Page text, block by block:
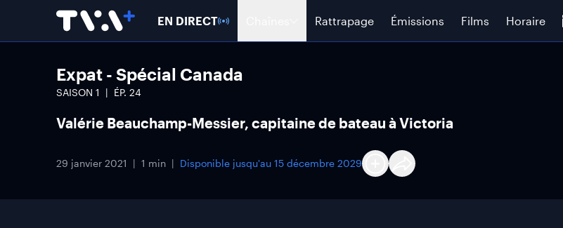
EN DIRECT Rattrapage Émissions Films Horaire
Expat - Spécial Canada
SAISON 1 ÉP. 24
Valérie Beauchamp-Messier, capitaine de bateau à Victoria
29 janvier 2021 1 min Disponible jusqu'au 15 décembre 2029